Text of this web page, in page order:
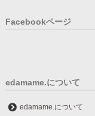
Facebookページ
edamame.について
edamame.について